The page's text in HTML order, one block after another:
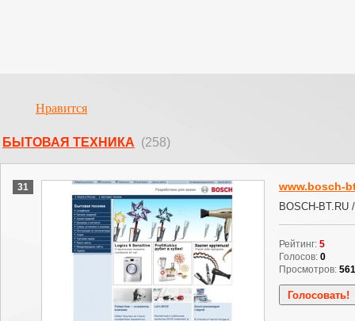
Нравится
БЫТОВАЯ ТЕХНИКА (258)
31 www.bosch-
BOSCH-BT.RU
Рейтинг: 5
Голосов: 0
Просмотров: